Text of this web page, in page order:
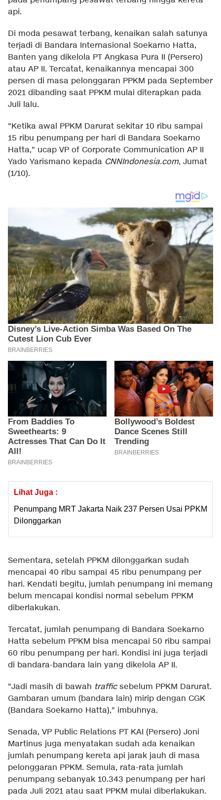
api.
Di moda pesawat terbang, kenaikan salah satunya
terjadi di Bandara Internasional Soekarno Hatta,
Banten yang dikelola PT Angkasa Pura II (Persero)
atau AP II. Tercatat, kenaikannya mencapai 300
persen di masa pelonggaran PPKM pada September
2021 dibanding saat PPKM mulai diterapkan pada
Juli lalu.
"Ketika awal PPKM Darurat sekitar 10 ribu sampai
15 ribu penumpang per hari di Bandara Soekarno
Hatta," ucap VP of Corporate Communication AP II
Yado Yarismano kepada CNNIndonesia.com, Jumat
(1/10).
Lihat Juga :
Penumpang MRT Jakarta Naik 237 Persen Usai PPKM
Dilonggarkan
Sementara, setelah PPKM dilonggarkan sudah
mencapai 40 ribu sampai 45 ribu penumpang per
hari. Kendati begitu, jumlah penumpang ini memang
belum mencapai kondisi normal sebelum PPKM
diberlakukan.
Tercatat, jumlah penumpang di Bandara Soekarno
Hatta sebelum PPKM bisa mencapai 50 ribu sampai
60 ribu penumpang per hari. Kondisi ini juga terjadi
di bandara-bandara lain yang dikelola AP II.
"Jadi masih di bawah trafficsebelum PPKM Darurat.
Gambaran umum (bandara lain) mirip dengan CGK
(Bandara Soekarno Hatta)," imbuhnya.
Senada, VP Public Relations PT KAI (Persero) Joni
Martinus juga menyatakan sudah ada kenaikan
jumlah penumpang kereta api jarak jauh di masa
pelonggaran PPKM. Semula, rata-rata jumlah
penumpang sebanyak 10.343 penumpang per hari
pada Juli 2021 atau saat PPKM mulai diberlakukan.